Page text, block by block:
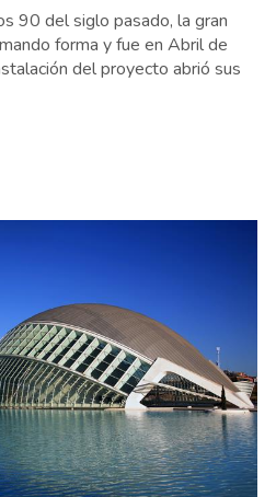
90 del siglo pasado, la gran
forma y fue en Abril de
del proyecto abrió sus